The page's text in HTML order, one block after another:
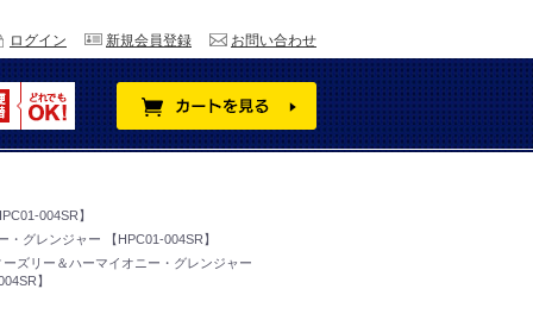
お問い合わせ
新規会員登録
ログイン
004SR】
グレンジャー 【HPC01-004SR】
ーズリー＆ハーマイオニー・グレンジャー
】